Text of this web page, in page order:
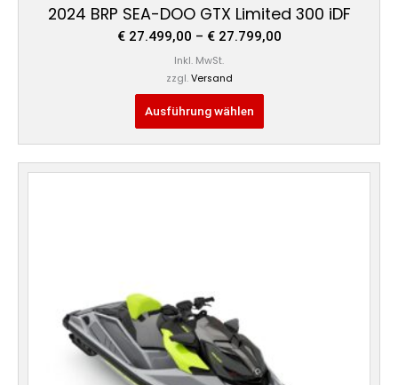
2024 BRP SEA-DOO GTX Limited 300 iDF
€27.499,00 – €27.799,00
Inkl. MwSt.
zzgl. Versand
Ausführung wählen
Preisspanne:
Dieses
Die
Optionen
können
auf